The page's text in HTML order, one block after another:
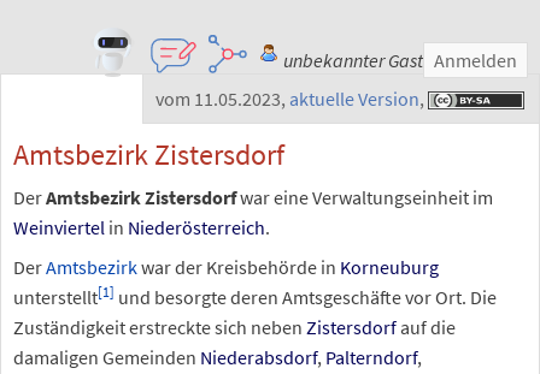
unbekannter Gast Anmelden
vom 11.05.2023, aktuelle Version,
Amtsbezirk Zistersdorf
DerAmtsbezirk Zistersdorfwar eine Verwaltungseinheit im
Weinviertel in Niederösterreich.
DerAmtsbezirkwar der Kreisbehörde in Korneuburg
unterstellt[1] und besorgte deren Amtsgeschäfte vor Ort. Die
Zuständigkeit erstreckte sich neben Zistersdorf auf die
damaligen Gemeinden Niederabsdorf, Palterndorf,